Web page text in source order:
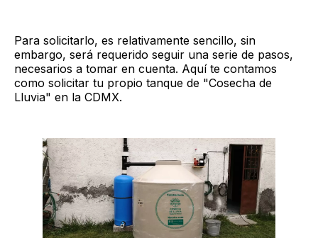
Para solicitarlo, es relativamente sencillo, sin
embargo, será requerido seguir una serie de pasos,
necesarios a tomar en cuenta. Aquí te contamos
como solicitar tu propio tanque de "Cosecha de
Lluvia" en la CDMX.